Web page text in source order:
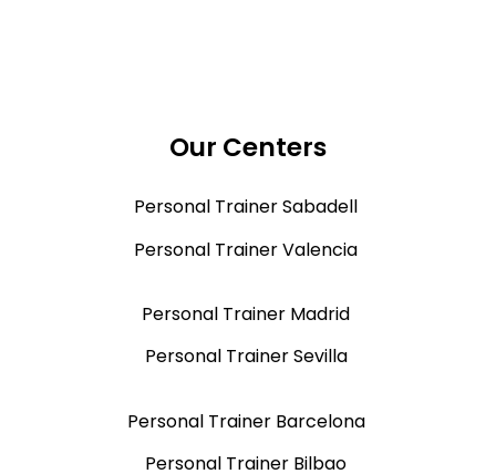
Our Centers
Personal Trainer Sabadell
Personal Trainer Valencia
Personal Trainer Madrid
Personal Trainer Sevilla
Personal Trainer Barcelona
Personal Trainer Bilbao